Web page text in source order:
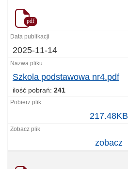
pdf
2025-11-14
Szkola podstawowa nr4.pdf
ilość pobrań: 241
podstawowa
nr4.pdf
217.48KB
zobacz